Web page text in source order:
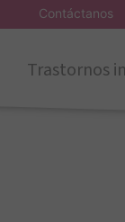
Contáctanos
Trastornos